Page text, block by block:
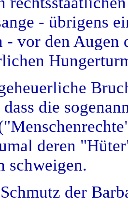
- übrigens
vor den Augen
die
deren
schweigen.
der